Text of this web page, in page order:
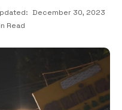
December 30, 2023
Read